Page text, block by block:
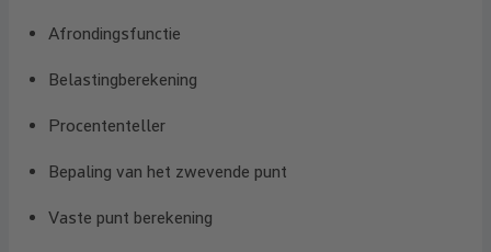
Afrondingsfunctie
Belastingberekening
Procententeller
Bepaling van het zwevende punt
Vaste punt berekening